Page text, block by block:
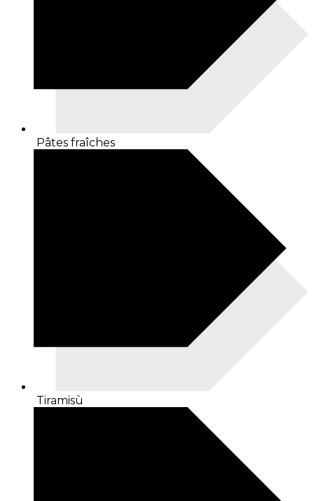
Pâtes fraîches
Tiramisù